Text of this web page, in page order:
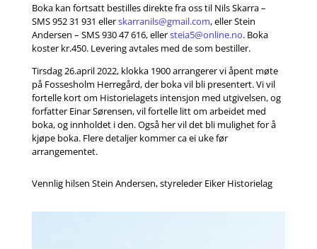
Boka kan fortsatt bestilles direkte fra oss til Nils Skarra –
SMS 952 31 931 ellerskarranils@gmail.com, eller Stein
Andersen – SMS 930 47 616, ellersteia5@online.no. Boka
koster kr.450. Levering avtales med de som bestiller.
Tirsdag 26.april 2022, klokka 1900 arrangerer vi åpent møte
på Fossesholm Herregård, der boka vil bli presentert. Vi vil
fortelle kort om Historielagets intensjon med utgivelsen, og
forfatter Einar Sørensen, vil fortelle litt om arbeidet med
boka, og innholdet i den. Også her vil det bli mulighet for å
kjøpe boka. Flere detaljer kommer ca ei uke før
arrangementet.
Vennlig hilsen Stein Andersen, styreleder Eiker Historielag